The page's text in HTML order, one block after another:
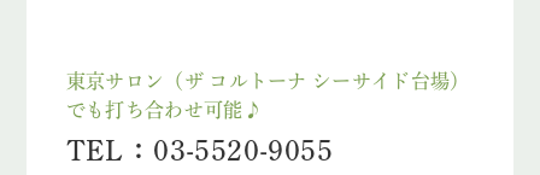
東京サロン（ザ コルトーナ シーサイド台場）
でも打ち合わせ可能♪
TEL：03-5520-9055